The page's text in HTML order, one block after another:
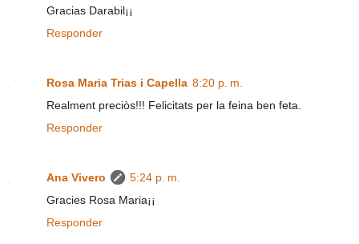
Gracias Darabil¡¡
Responder
Rosa Maria Trias i Capella 8:20 p. m.
Realment preciòs!!! Felicitats per la feina ben feta.
Responder
Ana Vivero
5:24 p. m.
Gracies Rosa Maria¡¡
Responder